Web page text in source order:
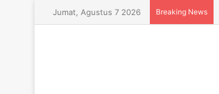
Jumat, Agustus 7 2026 Breaking News